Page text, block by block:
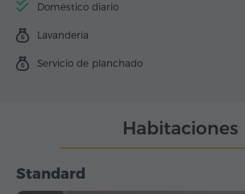
Doméstico diario
Lavandería
Servicio de planchado
Standard
Habitaciones